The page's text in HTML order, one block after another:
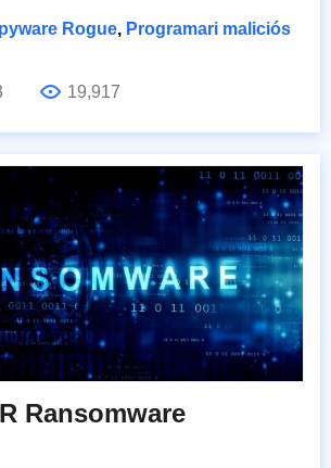
Rogue, Programari maliciós
19,917
Ransomware